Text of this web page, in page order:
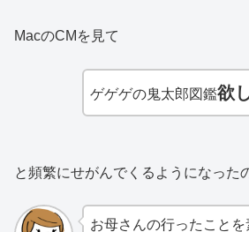
MacのCMを見て
ゲゲゲの鬼太郎図鑑欲
と頻繁にせがんでくるようになった
お母さんの行ったことを